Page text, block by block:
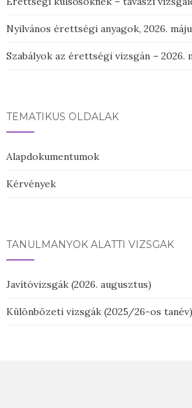
Nyilvános érettségi anyagok, 2026.
Szabályok az érettségi vizsgán – 2026.
TEMATIKUS OLDALAK
Alapdokumentumok
Kérvények
TANULMÁNYOK ALATTI VIZSGÁK
Javítóvizsgák (2026. augusztus)
Különbözeti vizsgák (2025/26-os tanév)